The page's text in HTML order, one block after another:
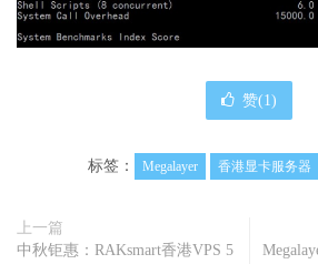
赞(1)
标签： Megalayer 香港显卡服务器
上一篇
中秋钜惠：RAKsmart香港VPS 5